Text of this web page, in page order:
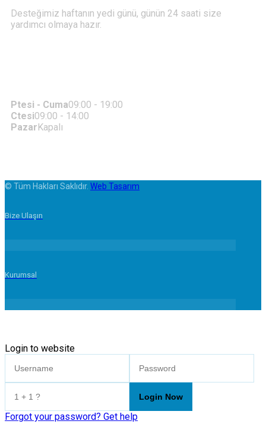
Desteğimiz haftanın yedi günü, günün 24 saati size
yardımcı olmaya hazır.
Ptesi - Cuma09:00 - 19:00
Ctesi09:00 - 14:00
PazarKapalı
© Tüm Hakları Saklıdır. Web Tasarım
Bize Ulaşın
Kurumsal
Login to website
Forgot your password? Get help